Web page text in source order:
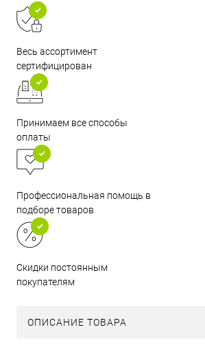
Весь ассортимент
сертифицирован
Принимаем все способы
оплаты
Профессиональная помощь в
подборе товаров
Скидки постоянным
покупателям
ОПИСАНИЕ ТОВАРА